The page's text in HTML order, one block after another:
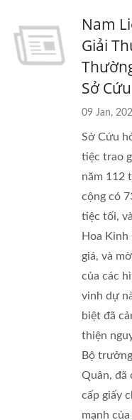
Nam
Giải
Sở
09 Jan,
Sở Cứu
tiệc trao
năm 112
cộng có
tiệc tối,
Hoa Kinh
giá, và
của các
vinh dự
biệt đã
thiện
Bộ
Quân, đã
cấp giấy
mạnh